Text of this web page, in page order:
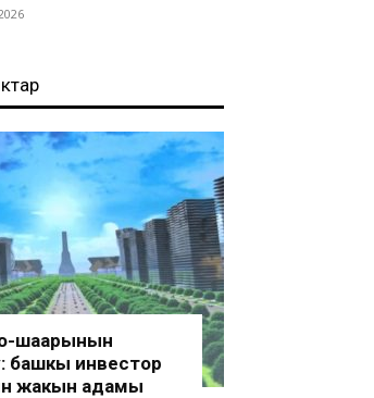
шаарынын
башкы инвестор
жакын адамы